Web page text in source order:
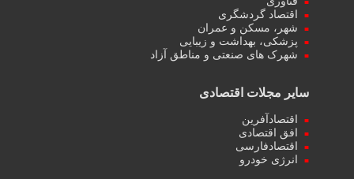
اقتصاد گردشگری
شهر، مسکن و عمران
پزشکی، بهداشت و زیبایی
شهرک های صنعتی و مناطق آزاد
سایر مجلات اقتصادی
اقتصادآفرین
افق اقتصادی
اقتصادفارسی
انرژی خودرو